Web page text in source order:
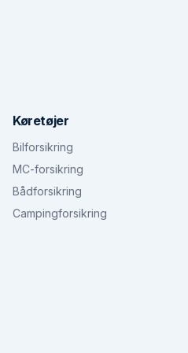
Køretøjer
Bilforsikring
MC-forsikring
Bådforsikring
Campingforsikring